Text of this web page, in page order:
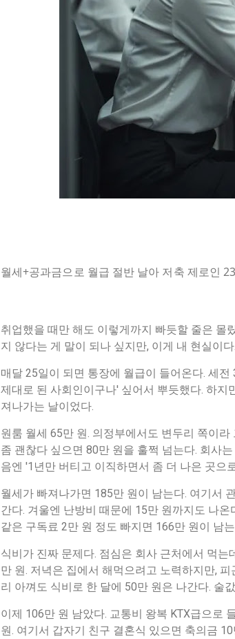
월세+공과금으로 월급 절반 날아 저축 제로인
취업했을 때만 해도 이렇게까지 빠듯할 줄은 몰
지 않다는 게 말이 되나 싶지만, 이게 내 현실이다.
매달 25일이 되면 통장에 월급이 들어온다. 세
제대로 된 사회인이구나' 싶어서 뿌듯했다. 하
져나가는 날이었다.
원룸 월세 65만 원. 의정부에서도 변두리 쪽이
좀 괜찮다 싶으면 80만 원을 훌쩍 넘는다. 회사
음엔 '1년만 버티고 이직하면서 좀 더 나은 곳으
월세가 빠져나가면 185만 원이 남는다. 여기서
간다. 겨울엔 난방비 때문에 15만 원까지도 나
같은 구독료 2만 원 정도 빠지면 166만 원이 남는
식비가 진짜 문제다. 점심은 회사 근처에서 먹
만 원. 저녁은 집에서 해먹으려고 노력하지만,
리 아껴도 식비로 한 달에 50만 원은 나간다. 술
이제 106만 원 남았다. 교통비 왕복 KTX급으로
원. 여기서 갑자기 친구 결혼식 있으면 축의금